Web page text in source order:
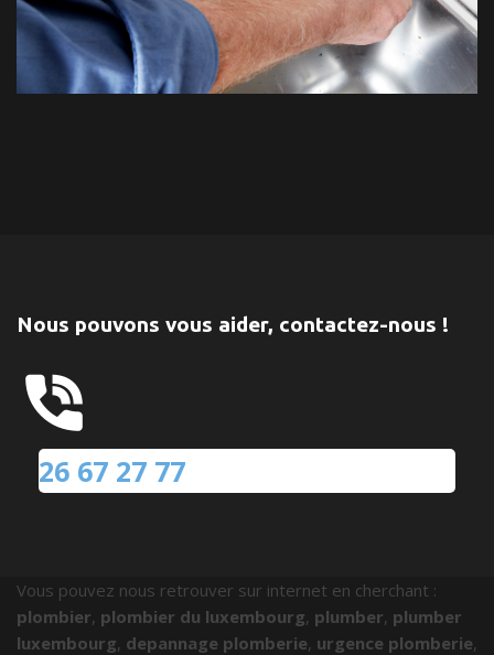
Nous pouvons vous aider, contactez-nous !
26 67 27 77
Vous pouvez nous retrouver sur internet en cherchant :
plombier, plombier du luxembourg, plumber, plumber
luxembourg, depannage plomberie, urgence plomberie,